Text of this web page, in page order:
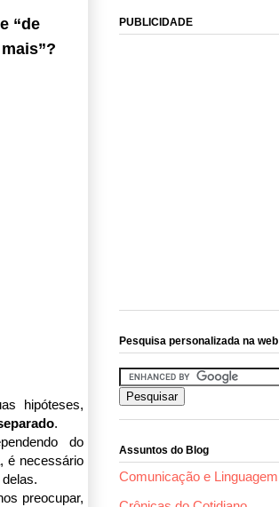
“de
hipóteses,
.
do
é necessário
preocupar,
PUBLICIDADE
Pesquisa personalizada na web
Assuntos do Blog
Comunicação e Linguagem